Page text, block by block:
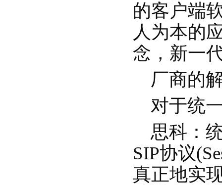
的客户端
人为本的
念，新一
厂商的
对于统
思科：
SIP协议
真正地实